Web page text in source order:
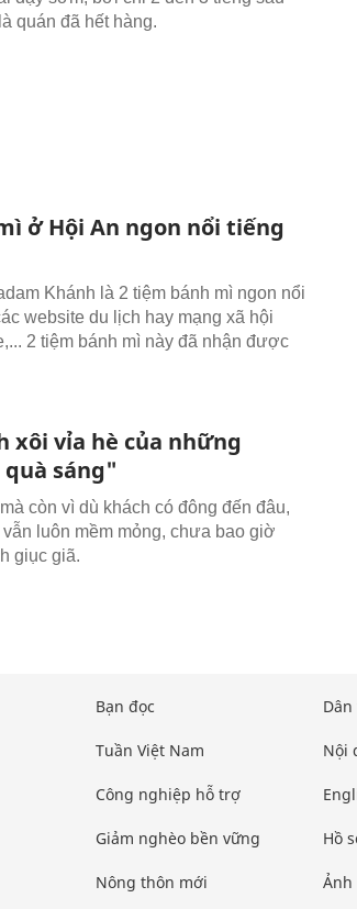
quán đã hết hàng.
ở Hội An ngon nổi tiếng
Khánh là 2 tiệm bánh mì ngon nổi
website du lịch hay mạng xã hội
2 tiệm bánh mì này đã nhận được
xôi vỉa hè của những
sáng"
còn vì dù khách có đông đến đâu,
luôn mềm mỏng, chưa bao giờ
giục giã.
Bạn đọc
Tuần Việt Nam
Công nghiệp hỗ trợ
Giảm nghèo bền vững
Nông thôn mới
Nội
Hồ
Ảnh